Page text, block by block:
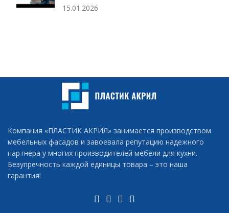
15.01.2026
Компания «ПЛАСТИК АКРИЛ» занимается производством
мебельных фасадов и завоевала репутацию надежного
партнера у многих производителей мебели для кухни.
Безупречность каждой единицы товара – это наша
гарантия!